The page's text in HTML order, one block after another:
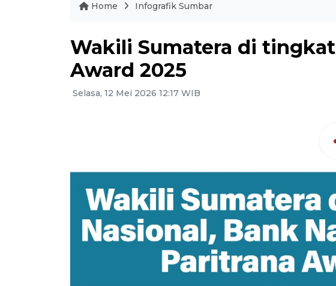
Home Infografik Sumbar
Wakili Sumatera di
Award 2025
Selasa, 12 Mei 2026 12:17 WIB